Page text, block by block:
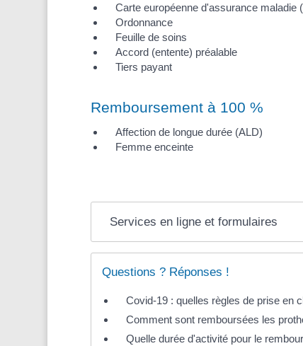
Carte européenne d'assurance maladie
Ordonnance
Feuille de soins
Accord (entente) préalable
Tiers payant
Remboursement à 100 %
Affection de longue durée (ALD)
Femme enceinte
Services en ligne et formulaires
Questions ? Réponses !
Covid-19 : quelles règles de prise en
Comment sont remboursées les
Quelle durée d'activité pour le